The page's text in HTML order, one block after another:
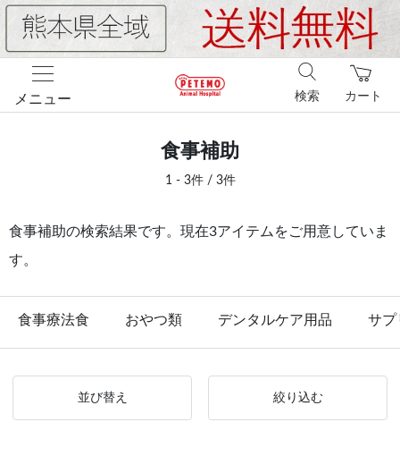
メニュー カート
検索
食事補助
1 - 3件 / 3件
食事補助の検索結果です。現在3アイテムをご用意していま
す。
食事療法食 おやつ類 デンタルケア用品 サプ
並び替え 絞り込む